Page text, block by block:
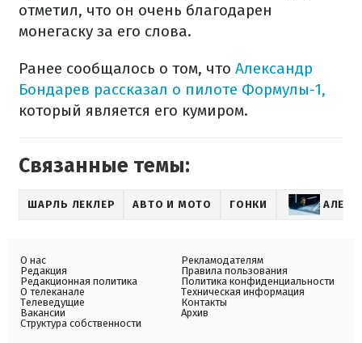
отметил, что он очень благодарен
монегаску за его слова.
Ранее сообщалось о том, что Александр
Бондарев рассказал о пилоте Формулы-1,
который является его кумиром.
Связанные темы:
ШАРЛЬ ЛЕКЛЕР АВТО И МОТО ГОНКИ
О нас
Редакция
Редакционная политика
О телеканале
Телеведущие
Вакансии
Структура собственности
Рекламодателям
Правила пользования
Политика конфиденциальности
Техническая информация
Контакты
Архив